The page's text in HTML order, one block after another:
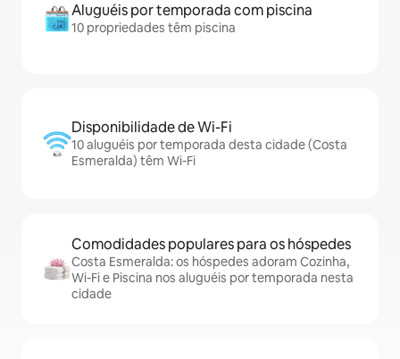
Aluguéis por temporada com piscina
10 propriedades têm piscina
Disponibilidade de Wi-Fi
10 aluguéis por temporada desta cidade (Costa
Esmeralda) têm Wi-Fi
Comodidades populares para os hóspedes
Costa Esmeralda: os hóspedes adoram Cozinha,
Wi-Fi e Piscina nos aluguéis por temporada nesta
cidade